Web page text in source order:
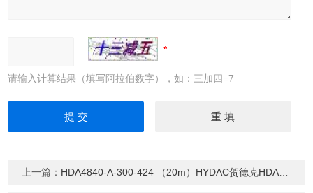
请输入计算结果（填写阿拉伯数字），如：三加四=7
上一篇： HDA4840-A-300-424 （20m）HYDAC贺德克HDA4700系列压力传感器